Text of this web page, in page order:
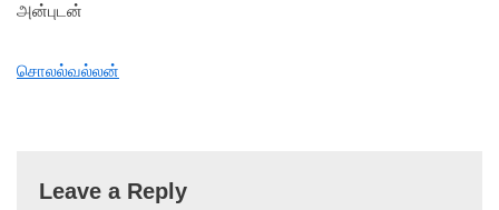
அன்புடன்
சொலல்வல்லன்
Leave a Reply